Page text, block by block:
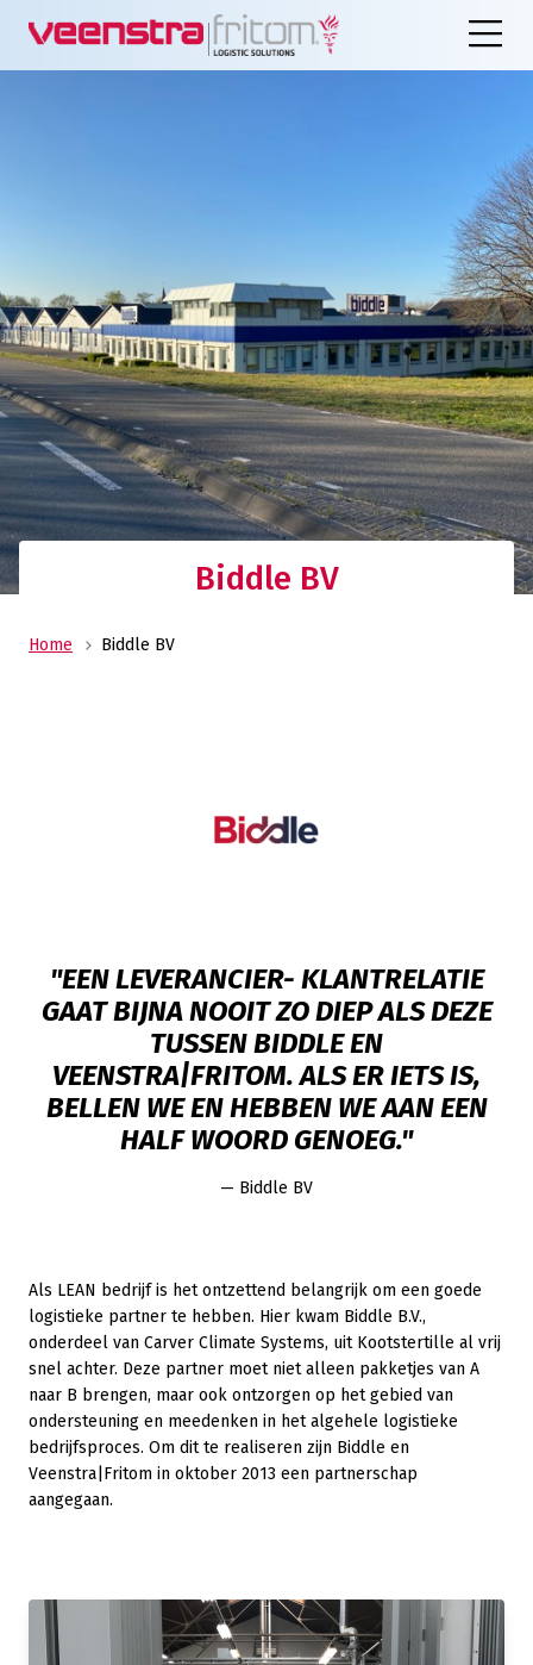
Biddle BV
Home Biddle BV
"EEN LEVERANCIER- KLANTRELATIE
GAAT BIJNA NOOIT ZO DIEP ALS DEZE
TUSSEN BIDDLE EN
VEENSTRA|FRITOM. ALS ER IETS IS,
BELLEN WE EN HEBBEN WE AAN EEN
HALF WOORD GENOEG."
— Biddle BV
Als LEAN bedrijf is het ontzettend belangrijk om een goede
logistieke partner te hebben. Hier kwam Biddle B.V.,
onderdeel van Carver Climate Systems, uit Kootstertille al vrij
snel achter. Deze partner moet niet alleen pakketjes van A
naar B brengen, maar ook ontzorgen op het gebied van
ondersteuning en meedenken in het algehele logistieke
bedrijfsproces. Om dit te realiseren zijn Biddle en
Veenstra|Fritom in oktober 2013 een partnerschap
aangegaan.